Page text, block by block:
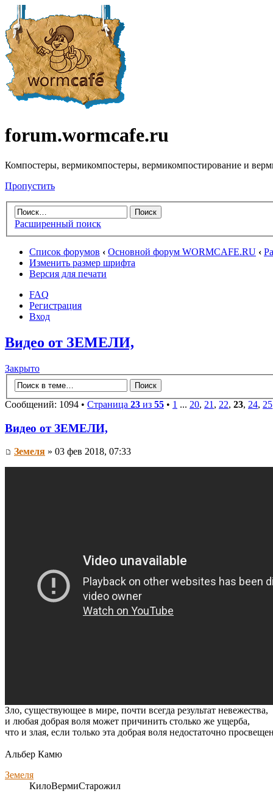
forum.wormcafe.ru
Компостеры, вермикомпостеры, вермикомпостирование и
Пропустить
Расширенный поиск
Список форумов ‹ Основной форум WORMCAFE.RU ‹
Изменить размер шрифта
Версия для печати
FAQ
Регистрация
Вход
Видео от ЗЕМЕЛИ,
Закрыто
Сообщений: 1094 • Страница 23 из 55 • 1 ... 20, 21 , 22, 23, 24, 25
Видео от ЗЕМЕЛИ,
Земеля » 03 фев 2018, 07:33
Зло, существующее в мире, почти всегда результат невежества,
и любая добрая воля может причинить столько же ущерба,
что и злая, если только эта добрая воля недостаточно
Альбер Камю
Земеля
КилоВермиСтарожил